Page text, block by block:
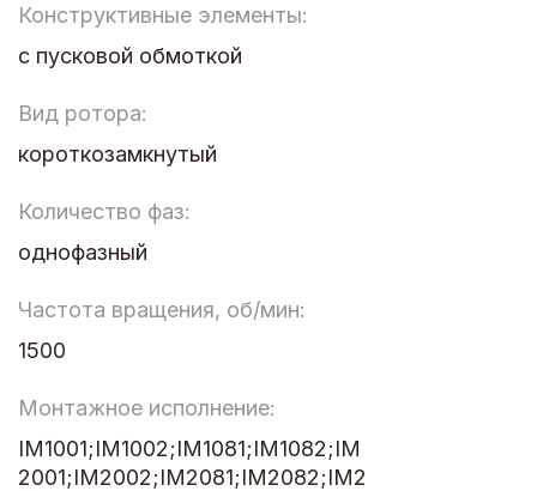
Конструктивные элементы:
с пусковой обмоткой
Вид ротора:
короткозамкнутый
Количество фаз:
однофазный
Частота вращения, об/мин:
1500
Монтажное исполнение:
IM1001;IM1002;IM1081;IM1082;IM
2001;IM2002;IM2081;IM2082;IM2